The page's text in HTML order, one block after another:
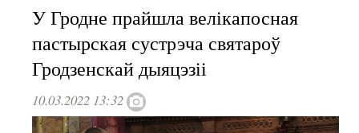
У Гродне прайшла велікапосная
пастырская сустрэча святароў
Гродзенскай дыяцэзіі
10.03.2022 13:32